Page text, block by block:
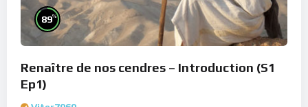
89%
Renaître de nos cendres – Introduction (S1
Ep1)